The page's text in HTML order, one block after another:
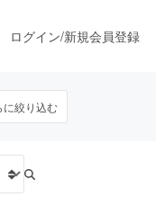
ログイン/新規会員登録
に絞り込む